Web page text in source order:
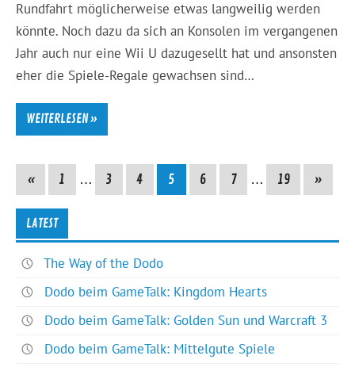
Rundfahrt möglicherweise etwas langweilig werden
könnte. Noch dazu da sich an Konsolen im vergangenen
Jahr auch nur eine Wii U dazugesellt hat und ansonsten
eher die Spiele-Regale gewachsen sind…
WEITERLESEN »
« 1 … 3 4 5 6 7 … 19 »
LATEST
The Way of the Dodo
Dodo beim GameTalk: Kingdom Hearts
Dodo beim GameTalk: Golden Sun und Warcraft 3
Dodo beim GameTalk: Mittelgute Spiele